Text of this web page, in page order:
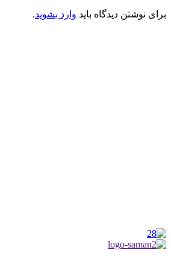
برای نوشتن دیدگاه باید وارد بشوید.